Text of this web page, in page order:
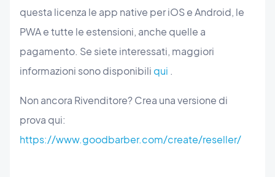
questa licenza le app native per iOS e Android, le
PWA e tutte le estensioni, anche quelle a
pagamento. Se siete interessati, maggiori
informazioni sono disponibili qui .
Non ancora Rivenditore? Crea una versione di
prova qui:
https://www.goodbarber.com/create/reseller/